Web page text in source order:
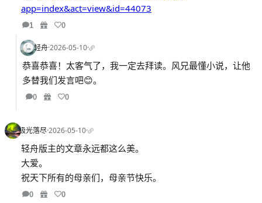
app=index&act=view&id=44073
1 0
轻舟·2026-05-10·
恭喜恭喜！太客气了，我一定去拜读。风兄最懂小说，让他
多替我们发言吧😊。
0 0
极光落尽·2026-05-10·
轻舟版主的文章永远都这么美。
大爱。
祝天下所有的母亲们，母亲节快乐。
0 0